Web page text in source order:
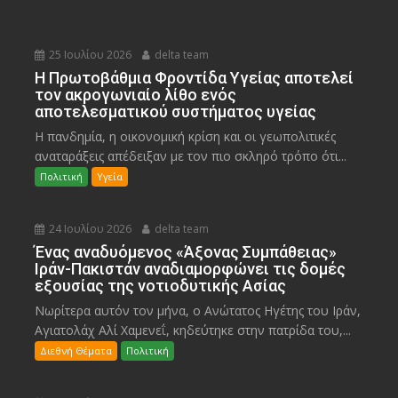
25 Ιουλίου 2026 delta team
Η Πρωτοβάθμια Φροντίδα Υγείας αποτελεί
τον ακρογωνιαίο λίθο ενός
αποτελεσματικού συστήματος υγείας
Η πανδημία, η οικονομική κρίση και οι γεωπολιτικές
αναταράξεις απέδειξαν με τον πιο σκληρό τρόπο ότι...
Πολιτική Υγεία
24 Ιουλίου 2026 delta team
Ένας αναδυόμενος «Άξονας Συμπάθειας»
Ιράν-Πακιστάν αναδιαμορφώνει τις δομές
εξουσίας της νοτιοδυτικής Ασίας
Νωρίτερα αυτόν τον μήνα, ο Ανώτατος Ηγέτης του Ιράν,
Αγιατολάχ Αλί Χαμενεΐ, κηδεύτηκε στην πατρίδα του,...
Διεθνή Θέματα Πολιτική